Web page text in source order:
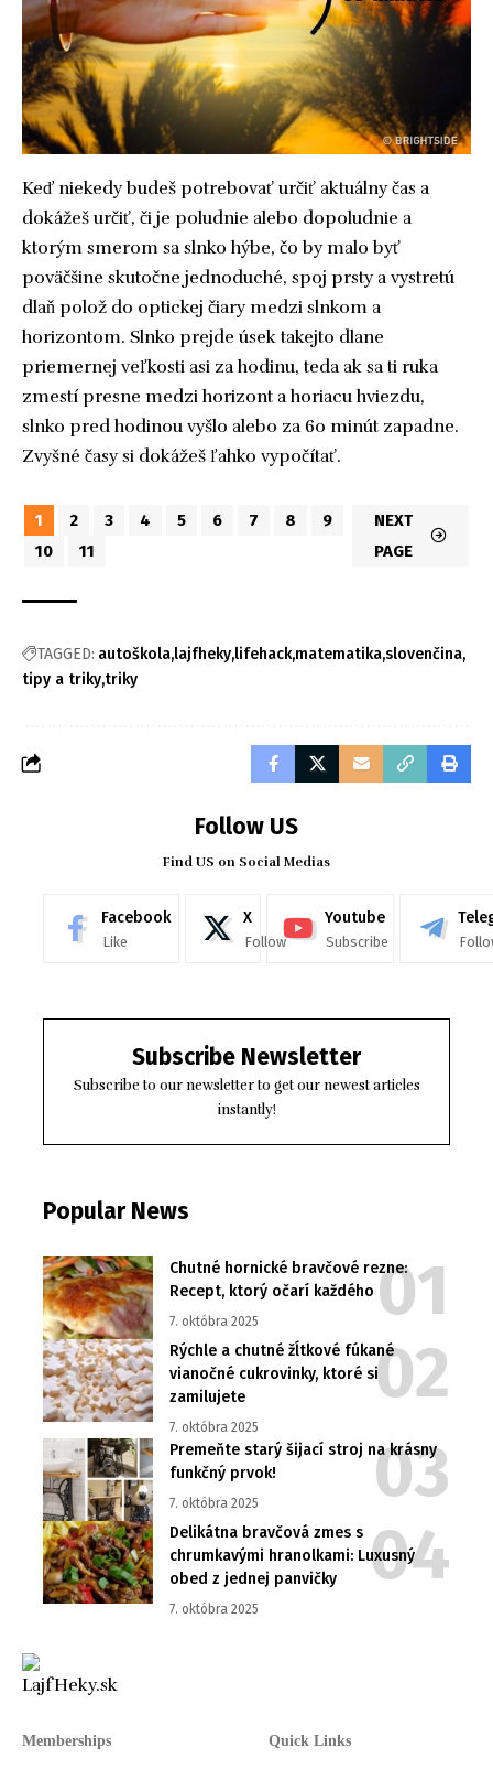
Keď niekedy budeš potrebovať určiť aktuálny čas a
dokážeš určiť, či je poludnie alebo dopoludnie a
ktorým smerom sa slnko hýbe, čo by malo byť
poväčšine skutočne jednoduché, spoj prsty a vystretú
dlaň polož do optickej čiary medzi slnkom a
horizontom. Slnko prejde úsek takejto dlane
priemernej veľkosti asi za hodinu, teda ak sa ti ruka
zmestí presne medzi horizont a horiacu hviezdu,
slnko pred hodinou vyšlo alebo za 60 minút zapadne.
Zvyšné časy si dokážeš ľahko vypočítať.
1 2 3 4 5 6 7 8
9
10
11
NEXT
PAGE
TAGGED: autoškola lajfheky lifehack matematikaslovenčina
tipy a triky triky
Follow US
Find US on Social Medias
Facebook
Like
X
Follow
Youtube
Subscribe
Subscribe Newsletter
Subscribe to our newsletter to get our newest articles
instantly!
Popular News
Chutné hornické bravčové rezne:
Recept, ktorý očarí každého
7. októbra 2025
Rýchle a chutné žĺtkové fúkané
vianočné cukrovinky, ktoré si
zamilujete
7. októbra 2025
Premeňte starý šijací stroj na krásny
funkčný prvok!
7. októbra 2025
Delikátna bravčová zmes s
chrumkavými hranolkami: Luxusný
obed z jednej panvičky
7. októbra 2025
Memberships Quick Links